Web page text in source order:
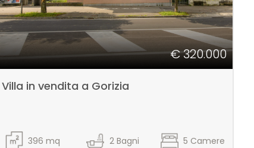
€ 320.000
Villa in vendita a Gorizia
396 mq 2Bagni 5 Camere